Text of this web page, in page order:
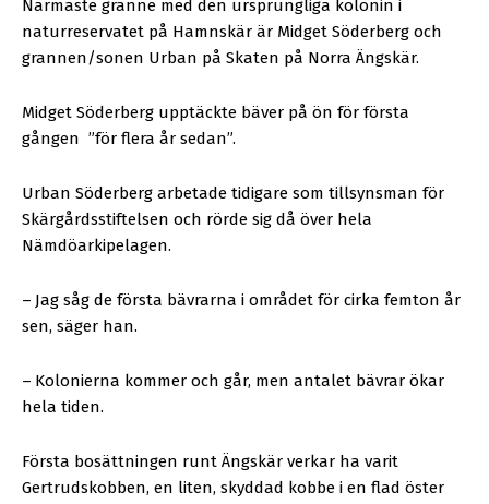
Närmaste granne med den ursprungliga kolonin i
naturreservatet på Hamnskär är Midget Söderberg och
grannen/sonen Urban på Skaten på Norra Ängskär.
Midget Söderberg upptäckte bäver på ön för första
gången ”för flera år sedan”.
Urban Söderberg arbetade tidigare som tillsynsman för
Skärgårdsstiftelsen och rörde sig då över hela
Nämdöarkipelagen.
– Jag såg de första bävrarna i området för cirka femton år
sen, säger han.
– Kolonierna kommer och går, men antalet bävrar ökar
hela tiden.
Första bosättningen runt Ängskär verkar ha varit
Gertrudskobben, en liten, skyddad kobbe i en flad öster